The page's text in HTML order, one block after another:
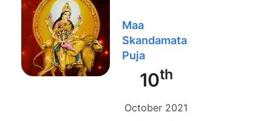
Maa
Skandamata
Puja
10th
October 2021